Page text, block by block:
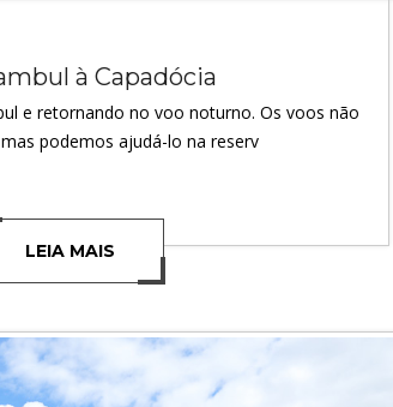
à Capadócia
e retornando no voo noturno. Os voos não
podemos ajudá-lo na reserv
LEIA MAIS